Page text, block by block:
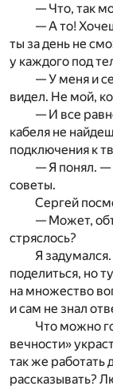
— Что, так
— А то!
ты за день не
у каждого под
— У меня и
видел. Не мой,
— И все
кабеля не
подключения к
— Я понял. —
советы.
Сергей
— Может,
стряслось?
Я
поделиться, но
на множество
и сам не знал
Что можно
вечности»
так же работать
рассказывать?